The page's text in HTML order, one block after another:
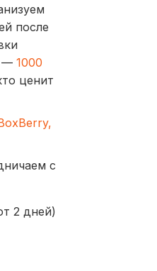
после
— 1000
ценит
с
2 дней)